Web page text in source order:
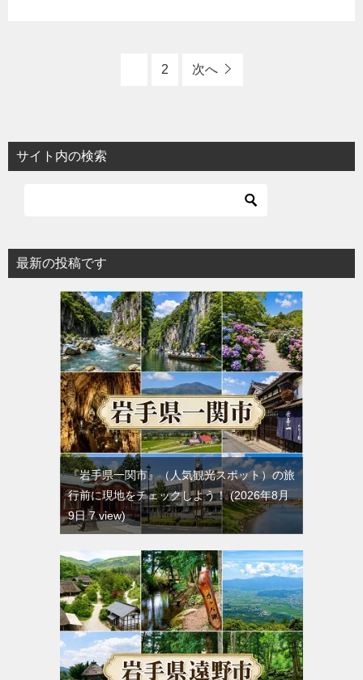
2 次へ
サイト内の検索
最新の投稿です
『岩手県一関市』（人気観光スポット）の旅
行前に現地をチェックしよう！ 2026年8月
9日 7 view